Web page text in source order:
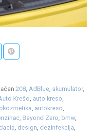
208, AdBlue, akumulator,
Krešo, auto kreso,
, autokreso,
, Beyond Zero, bmw,
dacia, design, dezinfekcija,